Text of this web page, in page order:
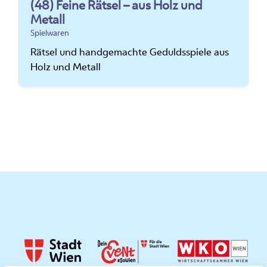
(48) Feine Rätsel – aus Holz und
Metall
Spielwaren
Rätsel und handgemachte Geduldsspiele aus
Holz und Metall